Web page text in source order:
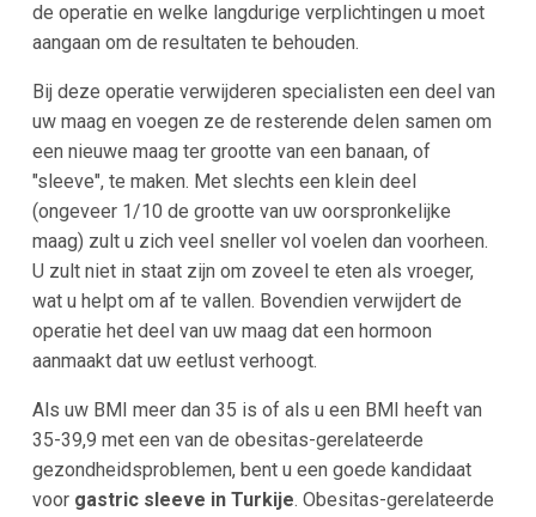
de operatie en welke langdurige verplichtingen u moet
aangaan om de resultaten te behouden.
Bij deze operatie verwijderen specialisten een deel van
uw maag en voegen ze de resterende delen samen om
een nieuwe maag ter grootte van een banaan, of
"sleeve", te maken. Met slechts een klein deel
(ongeveer 1/10 de grootte van uw oorspronkelijke
maag) zult u zich veel sneller vol voelen dan voorheen.
U zult niet in staat zijn om zoveel te eten als vroeger,
wat u helpt om af te vallen. Bovendien verwijdert de
operatie het deel van uw maag dat een hormoon
aanmaakt dat uw eetlust verhoogt.
Als uw BMI meer dan 35 is of als u een BMI heeft van
35-39,9 met een van de obesitas-gerelateerde
gezondheidsproblemen, bent u een goede kandidaat
voor gastric sleeve in Turkije. Obesitas-gerelateerde